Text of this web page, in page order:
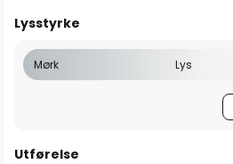
Lysstyrke
Mørk Lys
Utførelse